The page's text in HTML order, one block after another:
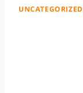
UNCATEGORIZED